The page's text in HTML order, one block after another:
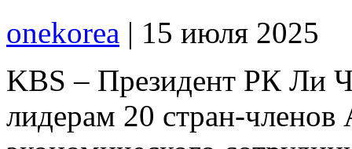
onekorea | 15 июля 2025
KBS – Президент РК Ли
лидерам 20 стран-членов